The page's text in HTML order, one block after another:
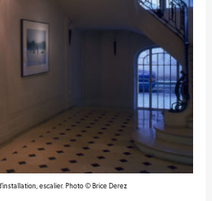
escalier. Photo © Brice Derez